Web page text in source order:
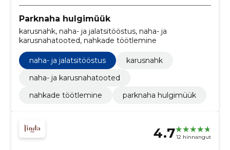
Parknaha hulgimüük
karusnahk, naha- ja jalatsitööstus, naha- ja
karusnahatooted, nahkade töötlemine
naha- ja jalatsitööstus
karusnahk
naha- ja karusnahatooted
nahkade töötlemine
parknaha hulgimüük
4.712 hinnangut